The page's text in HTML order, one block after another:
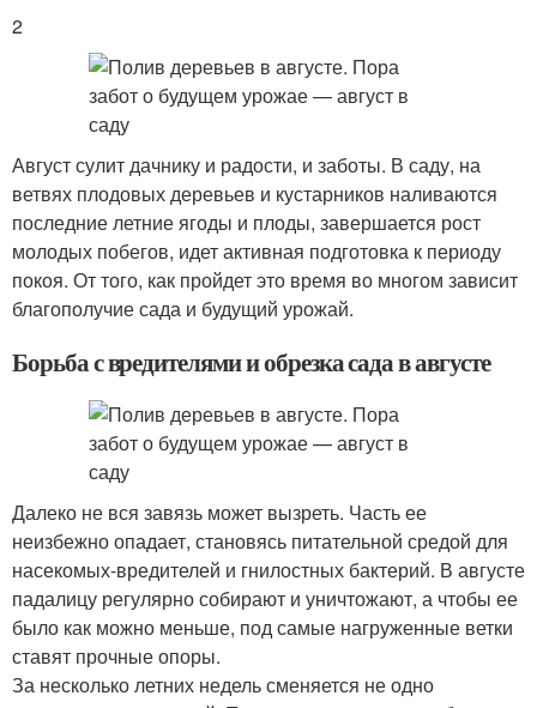
2
Август сулит дачнику и радости, и заботы. В саду, на
ветвях плодовых деревьев и кустарников наливаются
последние летние ягоды и плоды, завершается рост
молодых побегов, идет активная подготовка к периоду
покоя. От того, как пройдет это время во многом зависит
благополучие сада и будущий урожай.
Борьба с вредителями и обрезка сада в августе
Далеко не вся завязь может вызреть. Часть ее
неизбежно опадает, становясь питательной средой для
насекомых-вредителей и гнилостных бактерий. В августе
падалицу регулярно собирают и уничтожают, а чтобы ее
было как можно меньше, под самые нагруженные ветки
ставят прочные опоры.
За несколько летних недель сменяется не одно